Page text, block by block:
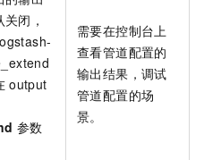
闭，
output
参数
需要在控制台上
查看管道配置的
输出结果，调试
管道配置的场
景。